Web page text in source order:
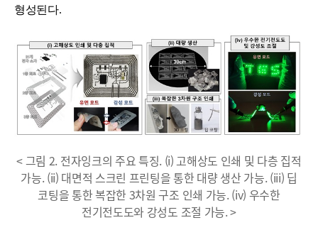
형성된다.
< 그림 2. 전자잉크의 주요 특징. (i) 고해상도 인쇄 및 다층 집적
가능. (ii) 대면적 스크린 프린팅을 통한 대량 생산 가능. (iii) 딥
코팅을 통한 복잡한 3차원 구조 인쇄 가능. (iv) 우수한
전기전도도와 강성도 조절 가능. >